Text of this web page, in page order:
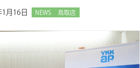
月16日 NEWS 鳥取店